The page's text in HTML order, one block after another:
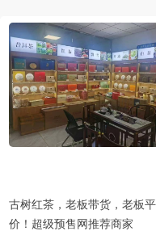
古树红茶，老板带货，老板
价！超级预售网推荐商家